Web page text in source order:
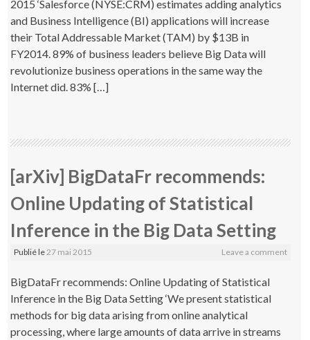
2015 ‘Salesforce (NYSE:CRM) estimates adding analytics
and Business Intelligence (BI) applications will increase
their Total Addressable Market (TAM) by $13B in
FY2014. 89% of business leaders believe Big Data will
revolutionize business operations in the same way the
Internet did. 83% […]
[arXiv] BigDataFr recommends:
Online Updating of Statistical
Inference in the Big Data Setting
Publié le 27 mai 2015 Leave a comment
BigDataFr recommends: Online Updating of Statistical
Inference in the Big Data Setting ‘We present statistical
methods for big data arising from online analytical
processing, where large amounts of data arrive in streams